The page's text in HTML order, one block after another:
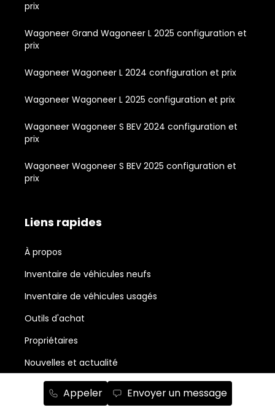
Appeler Envoyer un message
prix
Wagoneer Grand Wagoneer L 2025 configuration et
prix
Wagoneer Wagoneer L 2024 configuration et prix
Wagoneer Wagoneer L 2025 configuration et prix
Wagoneer Wagoneer S BEV 2024 configuration et
prix
Wagoneer Wagoneer S BEV 2025 configuration et
prix
Liens rapides
À propos
Inventaire de véhicules neufs
Inventaire de véhicules usagés
Outils d'achat
Propriétaires
Nouvelles et actualité
Promotions du mois
Salle de montre Chrysler, Jeep, RAM, Dodge et Fiat